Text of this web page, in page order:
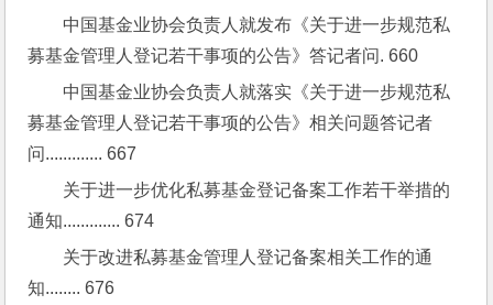
中国基金业协会负责人就发布《关于进一步规范私
募基金管理人登记若干事项的公告》答记者问. 660
中国基金业协会负责人就落实《关于进一步规范私
募基金管理人登记若干事项的公告》相关问题答记者
问............. 667
关于进一步优化私募基金登记备案工作若干举措的
通知............. 674
关于改进私募基金管理人登记备案相关工作的通
知........ 676